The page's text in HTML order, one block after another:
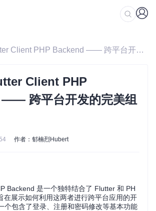
/ 首推：Flutter Client PHP Backend —— 跨平台开发的完美组合
Client PHP
跨平台开发的完美组
作者：郁楠烈Hubert
Backend 是一个独特结合了 Flutter 和 PH
在展示如何利用这两者进行跨平台应用的开
个包含了登录、注册和密码修改等基本功能